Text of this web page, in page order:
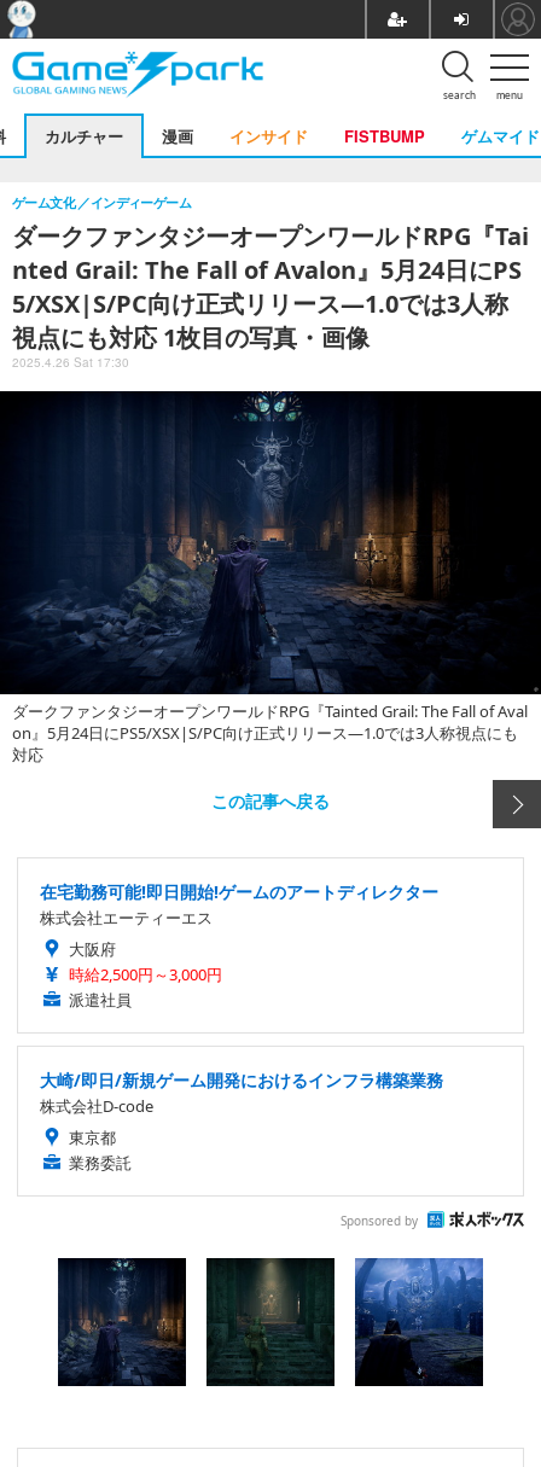
menu
search
カルチャー 漫画 インサイド FISTBUMP ゲムマイド
ダークファンタジーオープンワールドRPG『Tai
nted Grail: The Fall of Avalon』5月24日にPS
5/XSX|S/PC向け正式リリース―1.0では3人称
視点にも対応 1枚目の写真・画像
ゲーム文化 インディーゲーム
2025.4.26 Sat 17:30
ダークファンタジーオープンワールドRPG『Tainted Grail: The Fall of Aval
on』5月24日にPS5/XSX|S/PC向け正式リリース―1.0では3人称視点にも
対応
この記事へ戻る
在宅勤務可能!即日開始!ゲームのアートディレクター
株式会社エーティーエス
大阪府
時給2,500円～3,000円
派遣社員
大崎/即日/新規ゲーム開発におけるインフラ構築業務
株式会社D-code
東京都
業務委託
Sponsored by